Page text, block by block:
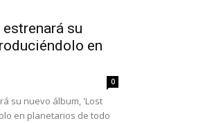
su
en
0
su nuevo álbum, 'Lost
en planetarios de todo